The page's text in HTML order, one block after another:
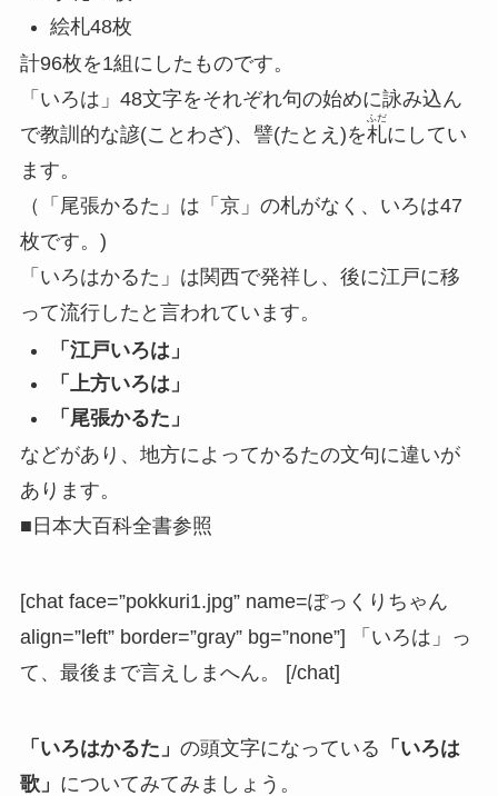
絵札48枚
計96枚を1組にしたものです。
「いろは」 48文字をそれぞれ句の始めに詠み込ん
で教訓的な諺(ことわざ)、譬(たとえ)を札
ふだ
にしてい
ます。
（「尾張かるた」は「京」の札がなく、いろは47
枚です。)
「いろはかるた」は関西で発祥し、後に江戸に移
って流行したと言われています。
「江戸いろは」
「上方いろは」
「尾張かるた」
などがあり、地方によってかるたの文句に違いが
あります。
■日本大百科全書参照
[chat face=”pokkuri1.jpg” name=ぽっくりちゃん
align=”left” border=”gray” bg=”none”] 「いろは」っ
て、最後まで言えしまへん。 [/chat]
「いろはかるた」 の頭文字になっている 「いろは
歌」 についてみてみましょう。